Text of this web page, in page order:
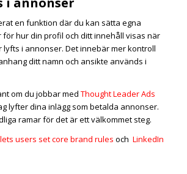
en funktion där du kan sätta egna
hur din profil och ditt innehåll visas när
i annonser. Det innebär mer kontroll
ditt namn och ansikte används i
om du jobbar med Thought Leader Ads
lyfter dina inlägg som betalda annonser.
ramar för det är ett välkommet steg.
users set core brand rules och LinkedIn